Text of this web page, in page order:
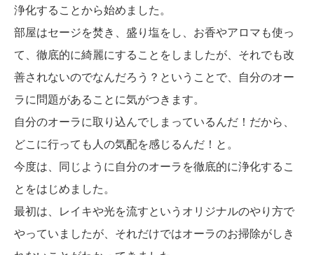
浄化することから始めました。
部屋はセージを焚き、盛り塩をし、お香やアロマも使っ
て、徹底的に綺麗にすることをしましたが、それでも改
善されないのでなんだろう？ということで、自分のオー
ラに問題があることに気がつきます。
自分のオーラに取り込んでしまっているんだ！だから、
どこに行っても人の気配を感じるんだ！と。
今度は、同じように自分のオーラを徹底的に浄化するこ
とをはじめました。
最初は、レイキや光を流すというオリジナルのやり方で
やっていましたが、それだけではオーラのお掃除がしき